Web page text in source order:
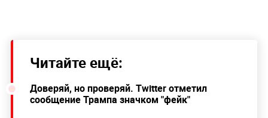
Читайте ещё:
Доверяй, но проверяй. Twitter отметил
сообщение Трампа значком "фейк"